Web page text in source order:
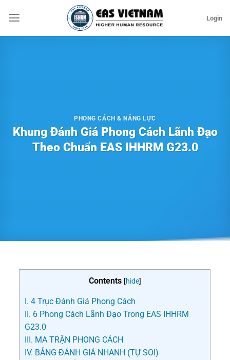
qua
Login
PHONG CÁCH & NĂNG LỰC
Khung Đánh Giá Phong Cách Lãnh Đạo
Theo Chuẩn EAS IHHRM G23.0
Contents [hide]
I. 4 Trục Đánh Giá Phong Cách
II. 6 Phong Cách Lãnh Đạo Trong EAS IHHRM
G23.0
III. MA TRẬN PHONG CÁCH
IV. BẢNG ĐÁNH GIÁ NHANH (TỰ SOI)